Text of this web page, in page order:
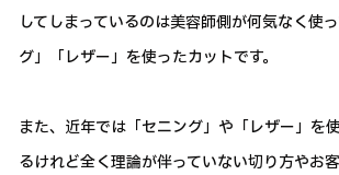
してしまっているのは美容師側が何気なく使
グ」「レザー」を使ったカットです。
また、近年では「セニング」や「レザー」を
るけれど全く理論が伴っていない切り方やお